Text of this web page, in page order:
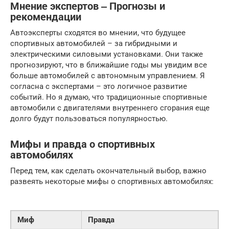
Мнение экспертов ‒ Прогнозы и
рекомендации
Автоэксперты сходятся во мнении, что будущее
спортивных автомобилей – за гибридными и
электрическими силовыми установками. Они также
прогнозируют, что в ближайшие годы мы увидим все
больше автомобилей с автономным управлением. Я
согласна с экспертами – это логичное развитие
событий. Но я думаю, что традиционные спортивные
автомобили с двигателями внутреннего сгорания еще
долго будут пользоваться популярностью.
Мифы и правда о спортивных
автомобилях
Перед тем, как сделать окончательный выбор, важно
развеять некоторые мифы о спортивных автомобилях:
Миф Правда